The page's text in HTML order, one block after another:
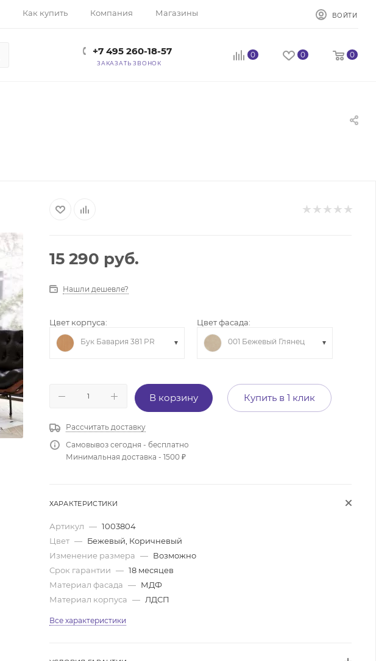
Как купить Компания Магазины ВОЙТИ
+7 495 260-18-57
ЗАКАЗАТЬ ЗВОНОК
0 0 0
15 290 руб.
Нашли дешевле?
Цвет корпуса:
Бук Бавария 381 PR
Цвет фасада:
001 Бежевый Глянец
В корзину Купить в 1 клик
Рассчитать доставку
Самовывоз сегодня - бесплатно
Минимальная доставка - 1500 ₽
ХАРАКТЕРИСТИКИ
Артикул — 1003804
Цвет — Бежевый, Коричневый
Изменение размера — Возможно
Срок гарантии — 18 месяцев
Материал фасада — МДФ
Материал корпуса — ЛДСП
Все характеристики